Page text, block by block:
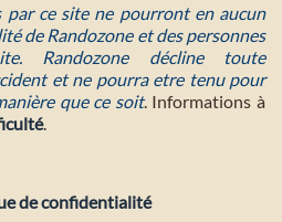
par ce site ne pourront en aucun
de Randozone et des personnes
Randozone décline toute
et ne pourra etre tenu pour
que ce soit. Informations à
.
de confidentialité